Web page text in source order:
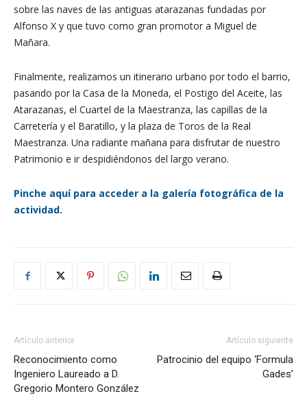
sobre las naves de las antiguas atarazanas fundadas por
Alfonso X y que tuvo como gran promotor a Miguel de
Mañara.
Finalmente, realizamos un itinerario urbano por todo el barrio,
pasando por la Casa de la Moneda, el Postigo del Aceite, las
Atarazanas, el Cuartel de la Maestranza, las capillas de la
Carretería y el Baratillo, y la plaza de Toros de la Real
Maestranza. Una radiante mañana para disfrutar de nuestro
Patrimonio e ir despidiéndonos del largo verano.
Pinche aquí para acceder a la galería fotográfica de la
actividad.
Artículo anterior
Reconocimiento como
Ingeniero Laureado a D.
Gregorio Montero González
Artículo siguiente
Patrocinio del equipo ‘Formula
Gades’